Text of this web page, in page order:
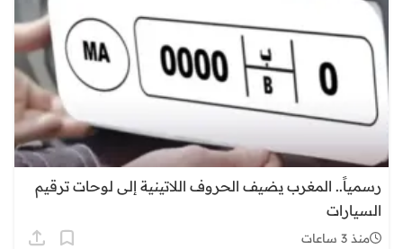
رسمياً.. المغرب يضيف الحروف اللاتينية إلى لوحات ترقيم
السيارات
منذ 3 ساعات